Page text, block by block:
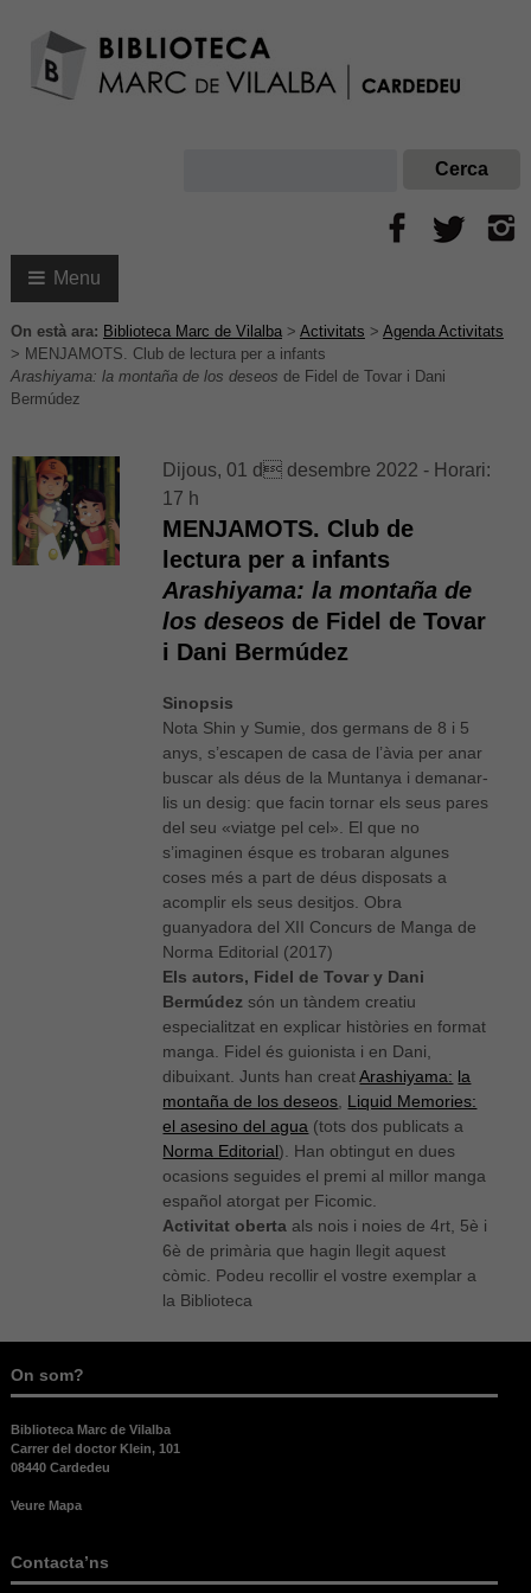
Menu
On està ara: Biblioteca Marc de Vilalba> Activitats > Agenda Activitats
> MENJAMOTS. Club de lectura per a infants
Arashiyama: la montaña de los deseos de Fidel de Tovar i Dani
Bermúdez
Dijous, 01 d desembre 2022 - Horari:
17 h
MENJAMOTS. Club de
lectura per a infants
Arashiyama: la montaña de
los deseos de Fidel de Tovar
i Dani Bermúdez
Sinopsis
Nota Shin y Sumie, dos germans de 8 i 5
anys, s’escapen de casa de l’àvia per anar
buscar als déus de la Muntanya i demanar-
lis un desig: que facin tornar els seus pares
del seu «viatge pel cel». El que no
s’imaginen ésque es trobaran algunes
coses més a part de déus disposats a
acomplir els seus desitjos. Obra
guanyadora del XII Concurs de Manga de
Norma Editorial (2017)
Els autors, Fidel de Tovar y Dani
Bermúdez són un tàndem creatiu
especialitzat en explicar històries en format
manga. Fidel és guionista i en Dani,
dibuixant. Junts han creatArashiyama: la
montaña de los deseos L iquid Memories:
el asesino del agua (tots dos publicats a
Norma Editorial). Han obtingut en dues
ocasions seguides el premi al millor manga
español atorgat per Ficomic.
Activitat oberta als nois i noies de 4rt, 5è i
6è de primària que hagin llegit aquest
còmic. Podeu recollir el vostre exemplar a
la Biblioteca
On som?
Biblioteca Marc de Vilalba
Carrer del doctor Klein, 101
08440 Cardedeu
Veure Mapa
Contacta’ns
Necessàries